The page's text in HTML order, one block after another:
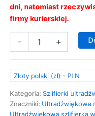
dni, natomiast
firmy kurierskiej.
- +
Złoty polski (zł) - PLN
Kategoria: Szlifierki
Znaczniki: Ultradźwiękowa
Ultradźwiękowa szlifierka